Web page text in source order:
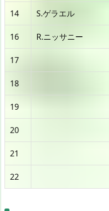
14 S.ゲラエル
16 R.ニッサニー
17
18
19
20
21
22